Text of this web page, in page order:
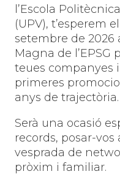
l’Escola
(UPV), t’esperem
setembre de 2026
Magna de
teues companyes
primeres
anys de trajectòria.
Serà una ocasió
records, posar-
vesprada de
pròxim i familiar.